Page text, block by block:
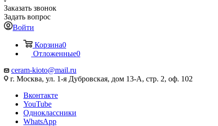
Заказать звонок
Задать вопрос
Войти
Корзина0
Отложенные0
ceram-kioto@mail.ru
г. Москва, ул. 1-я Дубровская, дом 13-А, стр. 2, оф. 102
Вконтакте
YouTube
Одноклассники
WhatsApp